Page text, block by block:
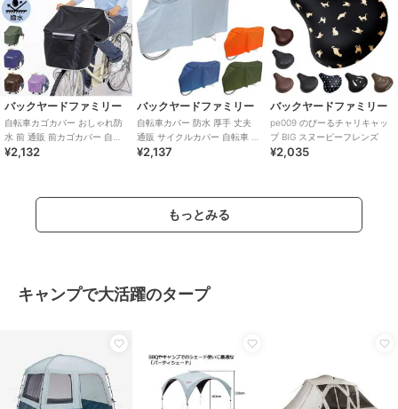
バックヤードファミリー
自転車カゴカバー おしゃれ防
水 前 通販 前カゴカバー 自転
車 撥水 はっ水 雨 ホコリ シン
¥2,132
バックヤードファミリー
自転車カバー 防水 厚手 丈夫
通販 サイクルカバー 自転車 雨
自転車置き場 カバー 防犯 撥水
¥2,137
バックヤードファミリー
pe009 のびーるチャリキャッ
プ BIG スヌーピーフレンズ
¥2,035
もっとみる
キャンプで大活躍のタープ